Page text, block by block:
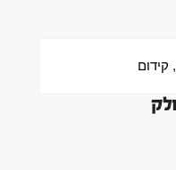
, קידום